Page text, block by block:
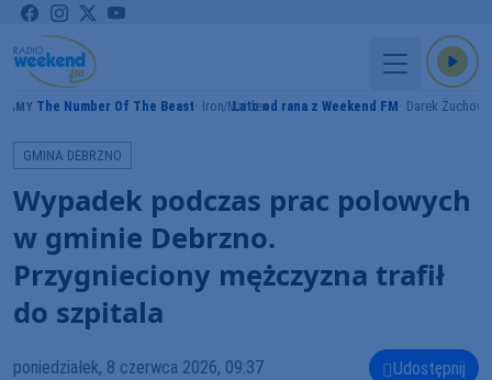
The Number Of The Beast Iron Maiden
Lato od rana z Weekend FM Darek
GMINA DEBRZNO
Wypadek podczas prac polowych
w gminie Debrzno.
Przygnieciony mężczyzna trafił
do szpitala
poniedziałek, 8 czerwca 2026, 09:37 Udostępnij